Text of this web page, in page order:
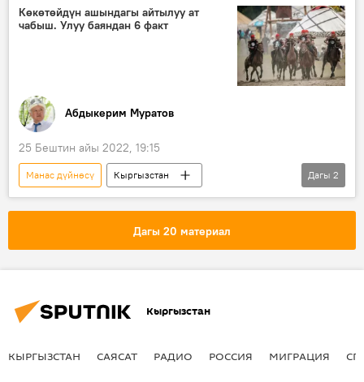
Манас эпосу
Кыргыздын көркөм өнөрү, белгилүү инсандары жөнүндө фактылар
Көкөтөйдүн ашындагы айтылуу ат
чабыш. Улуу баяндан 6 факт
Абдыкерим Муратов
25 Бештин айы 2022, 19:15
Манас дүйнөсү
Кыргызстан
Манас эпосу
Көкөтөйдүн ашы
Дагы 2
Дагы 20 материал
Кыргызстан
КЫРГЫЗСТАН САЯСАТ РАДИО РОССИЯ МИГРАЦИЯ